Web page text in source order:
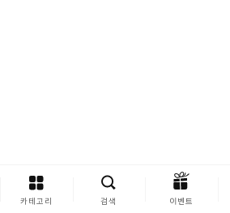
카테고리 검색 이벤트